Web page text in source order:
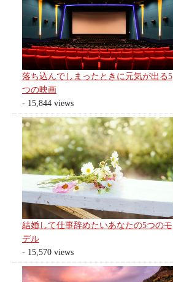
落ち込んでしまったときに元気が出る5
つの映画
- 15,844 views
結婚して仕事辞めたいあなたの5つのモ
デル
- 15,570 views